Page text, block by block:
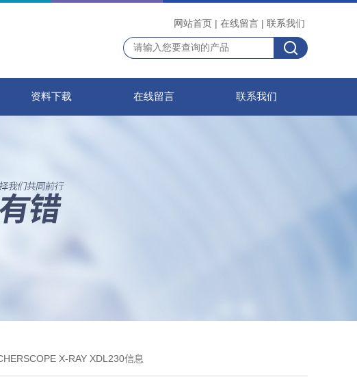
网站首页 | 在线留言 | 联系我们
资料下载 在线留言 联系我们
X-RAY XDL230信息